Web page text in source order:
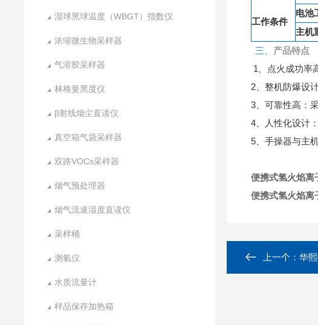
湿球黑球温度（WBGT）指数仪
浓缩微生物采样器
气溶胶采样器
林格曼黑度仪
β射线烟尘直读仪
真空箱气袋采样器
双路VOCs采样器
烟气预处理器
烟气流速湿度直读仪
采样桶
测氡仪
水质流量计
样品保存加热箱
工作条件
电池
主机
三、 产品特点
1、点火成功率
2、整机防爆设
3、可靠性高：
4、人性化设计
5、手操器与主
便携式氢火焰
便携式氢火焰
上一个：华